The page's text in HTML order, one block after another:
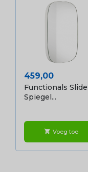
Prijs
459,00
Functionals Slide
Spiegel...
shopping_cart Voeg toe